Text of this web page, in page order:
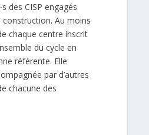
des CISPengagés
construction.Au moins
chaque centre inscrit
du cycle en
référente. Elle
gnée par d’autres
chacune des